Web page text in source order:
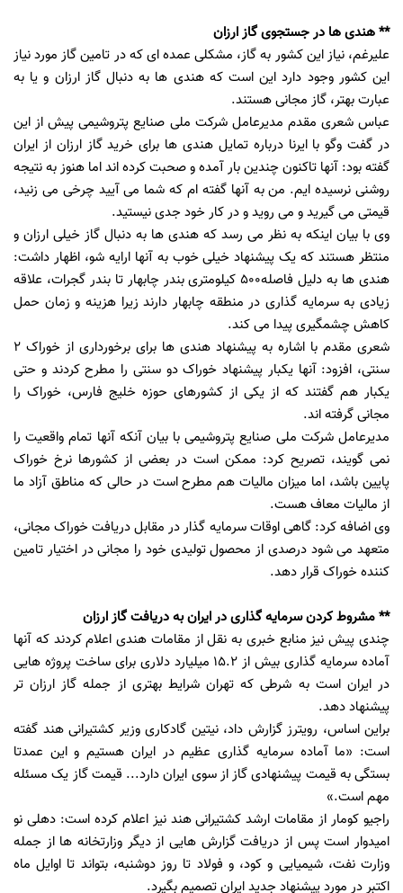
** هندی ها در جستجوی گاز ارزان
علیرغم، نیاز این کشور به گاز، مشکلی عمده ای که در تامین گاز مورد نیاز
این کشور وجود دارد این است که هندی ها به دنبال گاز ارزان و یا به
عبارت بهتر، گاز مجانی هستند.
عباس شعری مقدم مدیرعامل شرکت ملی صنایع پتروشیمی پیش از این
در گفت وگو با ایرنا درباره تمایل هندی ها برای خرید گاز ارزان از ایران
گفته بود: آنها تاکنون چندین بار آمده و صحبت کرده اند اما هنوز به نتیجه
روشنی نرسیده ایم. من به آنها گفته ام که شما می آیید چرخی می زنید،
قیمتی می گیرید و می روید و در کار خود جدی نیستید.
وی با بیان اینکه به نظر می رسد که هندی ها به دنبال گاز خیلی ارزان و
منتظر هستند که یک پیشنهاد خیلی خوب به آنها ارایه شو، اظهار داشت:
هندی ها به دلیل فاصله500 کیلومتری بندر چابهار تا بندر گجرات، علاقه
زیادی به سرمایه گذاری در منطقه چابهار دارند زیرا هزینه و زمان حمل
کاهش چشمگیری پیدا می کند.
شعری مقدم با اشاره به پیشنهاد هندی ها برای برخورداری از خوراک 2
سنتی، افزود: آنها یکبار پیشنهاد خوراک دو سنتی را مطرح کردند و حتی
یکبار هم گفتند که از یکی از کشورهای حوزه خلیج فارس، خوراک را
مجانی گرفته اند.
مدیرعامل شرکت ملی صنایع پتروشیمی با بیان آنکه آنها تمام واقعیت را
نمی گویند، تصریح کرد: ممکن است در بعضی از کشورها نرخ خوراک
پایین باشد، اما میزان مالیات هم مطرح است در حالی که مناطق آزاد ما
از مالیات معاف هست.
وی اضافه کرد: گاهی اوقات سرمایه گذار در مقابل دریافت خوراک مجانی،
متعهد می شود درصدی از محصول تولیدی خود را مجانی در اختیار تامین
کننده خوراک قرار دهد.
** مشروط کردن سرمایه گذاری در ایران به دریافت گاز ارزان
چندی پیش نیز منابع خبری به نقل از مقامات هندی اعلام کردند که آنها
آماده سرمایه گذاری بیش از 15.2 میلیارد دلاری برای ساخت پروژه هایی
در ایران است به شرطی که تهران شرایط بهتری از جمله گاز ارزان تر
پیشنهاد دهد.
براین اساس، رویترز گزارش داد، نیتین گادکاری وزیر کشتیرانی هند گفته
است: «ما آماده سرمایه گذاری عظیم در ایران هستیم و این عمدتا
بستگی به قیمت پیشنهادی گاز از سوی ایران دارد... قیمت گاز یک مسئله
مهم است.»
راجیو کومار از مقامات ارشد کشتیرانی هند نیز اعلام کرده است: دهلی نو
امیدوار است پس از دریافت گزارش هایی از دیگر وزارتخانه ها از جمله
وزارت نفت، شیمیایی و کود، و فولاد تا روز دوشنبه، بتواند تا اوایل ماه
اکتبر در مورد پیشنهاد جدید ایران تصمیم بگیرد.